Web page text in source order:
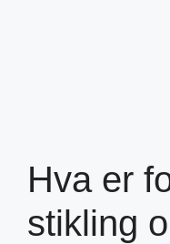
Hva er
stikling